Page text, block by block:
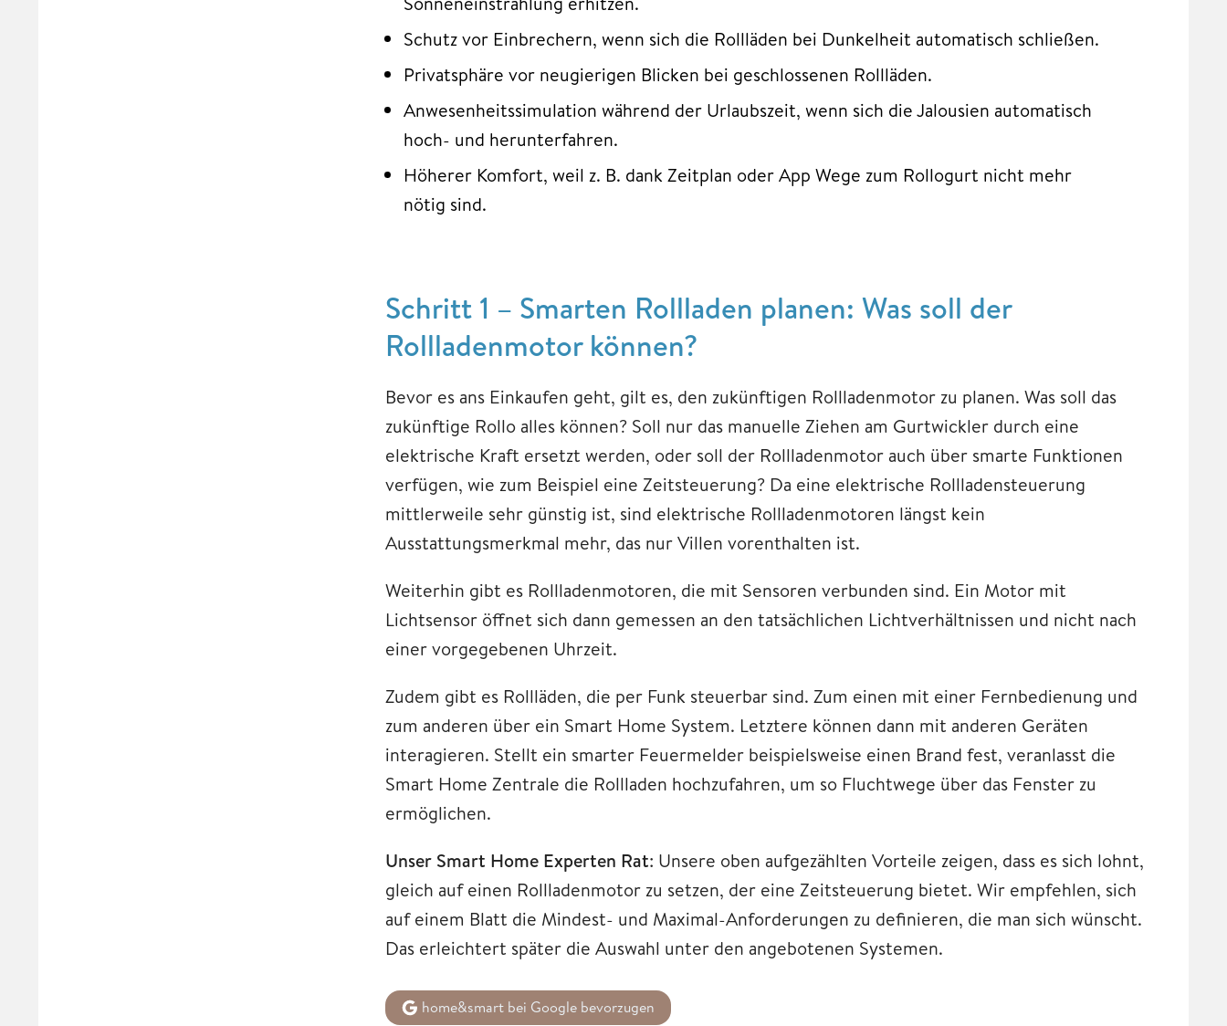
Schutz vor Einbrechern, wenn sich die Rollläden bei Dunkelheit automatisch schließen.
Privatsphäre vor neugierigen Blicken bei geschlossenen Rollläden.
Anwesenheitssimulation während der Urlaubszeit, wenn sich die Jalousien automatisch
hoch- und herunterfahren.
Höherer Komfort, weil z. B. dank Zeitplan oder App Wege zum Rollogurt nicht mehr
nötig sind.
Schritt 1 – Smarten Rollladen planen: Was soll der
Rollladenmotor können?
Bevor es ans Einkaufen geht, gilt es, den zukünftigen Rollladenmotor zu planen. Was soll das
zukünftige Rollo alles können? Soll nur das manuelle Ziehen am Gurtwickler durch eine
elektrische Kraft ersetzt werden, oder soll der Rollladenmotor auch über smarte Funktionen
verfügen, wie zum Beispiel eine Zeitsteuerung? Da eine elektrische Rollladensteuerung
mittlerweile sehr günstig ist, sind elektrische Rollladenmotoren längst kein
Ausstattungsmerkmal mehr, das nur Villen vorenthalten ist.
Weiterhin gibt es Rollladenmotoren, die mit Sensoren verbunden sind. Ein Motor mit
Lichtsensor öffnet sich dann gemessen an den tatsächlichen Lichtverhältnissen und nicht nach
einer vorgegebenen Uhrzeit.
Zudem gibt es Rollläden, die per Funk steuerbar sind. Zum einen mit einer Fernbedienung und
zum anderen über ein Smart Home System. Letztere können dann mit anderen Geräten
interagieren. Stellt ein smarter Feuermelder beispielsweise einen Brand fest, veranlasst die
Smart Home Zentrale die Rollladen hochzufahren, um so Fluchtwege über das Fenster zu
ermöglichen.
Unser Smart Home Experten Rat: Unsere oben aufgezählten Vorteile zeigen, dass es sich lohnt,
gleich auf einen Rollladenmotor zu setzen, der eine Zeitsteuerung bietet. Wir empfehlen, sich
auf einem Blatt die Mindest- und Maximal-Anforderungen zu definieren, die man sich wünscht.
Das erleichtert später die Auswahl unter den angebotenen Systemen.
home&smart bei Google bevorzugen